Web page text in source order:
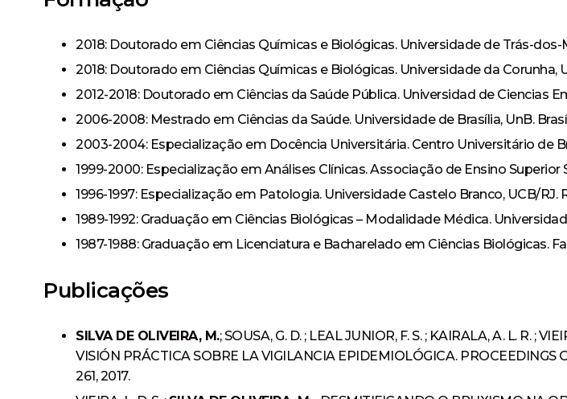
Calendário
Estrutura
Repositório
Serviços
Outras ferramentas
CPA
Trabalhe
Anatomia
Curso de
Curso de
Ensino
Evento
Notícia
Tecnologia em Processos
2018: Doutorado em Ciências Químicas e Biológicas. Universidade de Trás-
2018: Doutorado em Ciências Químicas e Biológicas. Universidade da Corunha,
2012-2018: Doutorado em Ciências da Saúde Pública. Universidad de Ciencias
2006-2008: Mestrado em Ciências da Saúde. Universidade de Brasília, UnB.
2003-2004: Especialização em Docência Universitária. Centro Universitário de
1999-2000: Especialização em Análises Clínicas. Associação de Ensino Superior
1996-1997: Especialização em Patologia. Universidade Castelo Branco, UCB/RJ.
1989-1992: Graduação em Ciências Biológicas – Modalidade Médica.
1987-1988: Graduação em Licenciatura e Bacharelado em Ciências Biológicas.
Publicações
SILVA DE OLIVEIRA, M.; SOUSA, G. D. ; LEAL JUNIOR, F. S. ; KAIRALA, A. L. R. ;
VISIÓN PRÁCTICA SOBRE LA VIGILANCIA EPIDEMIOLÓGICA. PROCEEDINGS
261, 2017.